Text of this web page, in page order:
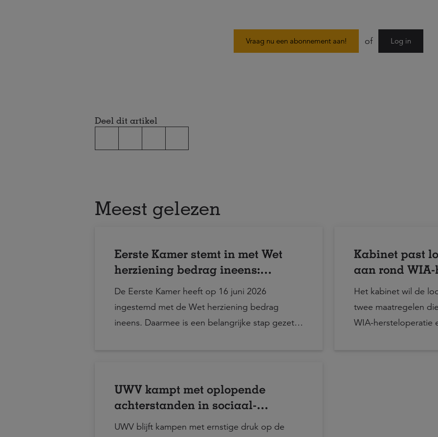
Vraag nu een abonnement aan! of Log in
Deel dit artikel
Meest gelezen
Eerste Kamer stemt in met Wet
herziening bedrag ineens:
invoering per 1 januari 2029
De Eerste Kamer heeft op 16 juni 2026
ingestemd met de Wet herziening bedrag
ineens. Daarmee is een belangrijke stap gezet
één keer kunnen opnemen. De regeling treedt
echter niet direct in werking. De beoogde
Kabinet past
aan rond
Het kabinet wil de
twee maatregelen
WIA-hersteloperatie
UWV kampt met oplopende
achterstanden in sociaal-
medische beoordelingen en
UWV blijft kampen met ernstige druk op de